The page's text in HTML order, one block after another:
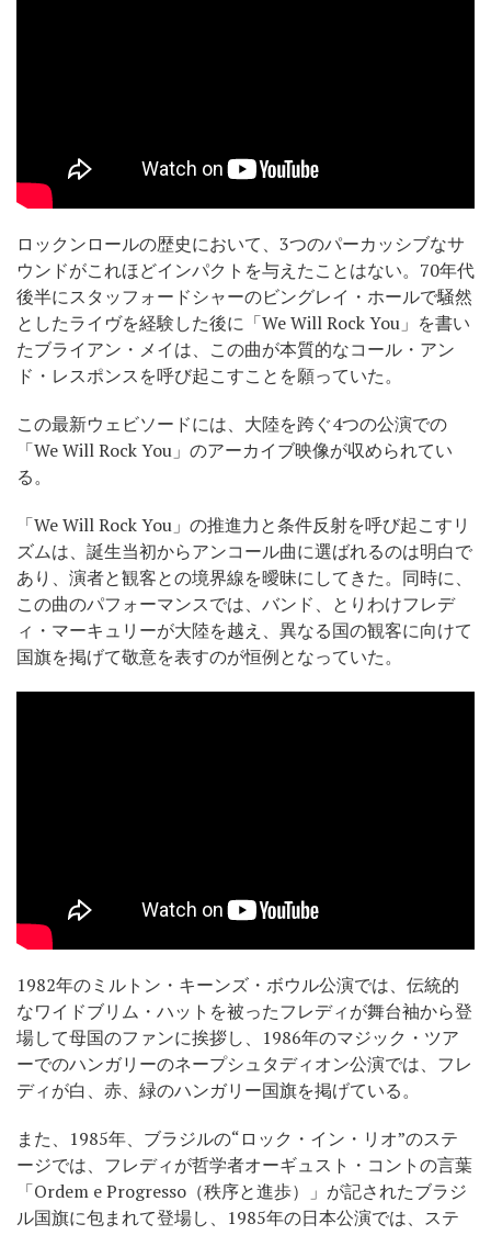
ロックンロールの歴史において、3つのパーカッシブなサ
ウンドがこれほどインパクトを与えたことはない。70年代
後半にスタッフォードシャーのビングレイ・ホールで騒然
としたライヴを経験した後に「We Will Rock You」を書い
たブライアン・メイは、この曲が本質的なコール・アン
ド・レスポンスを呼び起こすことを願っていた。
この最新ウェビソードには、大陸を跨ぐ4つの公演での
「We Will Rock You」のアーカイブ映像が収められてい
る。
「We Will Rock You」の推進力と条件反射を呼び起こすリ
ズムは、誕生当初からアンコール曲に選ばれるのは明白で
あり、演者と観客との境界線を曖昧にしてきた。同時に、
この曲のパフォーマンスでは、バンド、とりわけフレデ
ィ・マーキュリーが大陸を越え、異なる国の観客に向けて
国旗を掲げて敬意を表すのが恒例となっていた。
1982年のミルトン・キーンズ・ボウル公演では、伝統的
なワイドブリム・ハットを被ったフレディが舞台袖から登
場して母国のファンに挨拶し、1986年のマジック・ツア
ーでのハンガリーのネープシュタディオン公演では、フレ
ディが白、赤、緑のハンガリー国旗を掲げている。
また、1985年、ブラジルの“ロック・イン・リオ”のステ
ージでは、フレディが哲学者オーギュスト・コントの言葉
「Ordem e Progresso（秩序と進歩）」が記されたブラジ
ル国旗に包まれて登場し、1985年の日本公演では、ステ